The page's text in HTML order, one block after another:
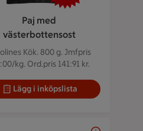
Paj med
västerbottensost
Kök. 800 g. Jmfpris
kg. Ord.pris 141:91 kr.
Lägg i inköpslista